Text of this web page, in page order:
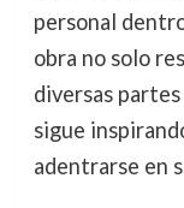
personal
obra no solo
diversas
sigue
adentrarse en